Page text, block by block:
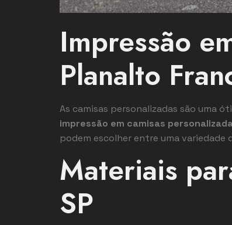
Impressão
Planalto
As camisas personalizadas são uma
impressão em camisas
podem escolher entre uma
Materiais
SP